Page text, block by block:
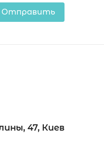
Отправить
47, Киев